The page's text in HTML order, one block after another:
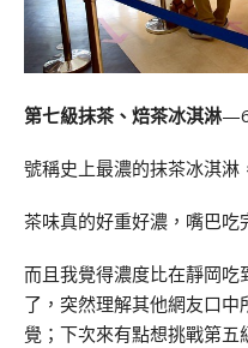
第七級抹茶、焙茶冰淇淋
號稱史上最濃的抹茶冰淇淋
茶味真的好重好濃，嘴巴吃
而且我覺得濃度比在靜岡吃
了，突然理解其他網友口
覺；下次來有點想挑戰第五